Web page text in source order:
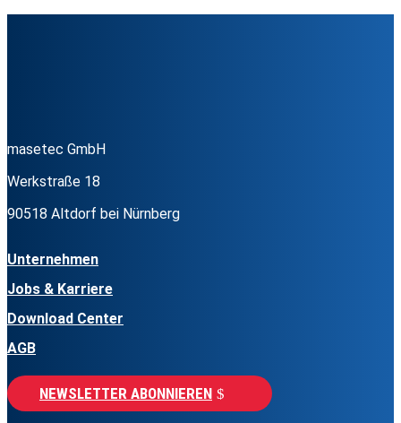
masetec GmbH
Werkstraße 18
90518 Altdorf bei Nürnberg
Unternehmen
Jobs & Karriere
Download Center
AGB
NEWSLETTER ABONNIEREN